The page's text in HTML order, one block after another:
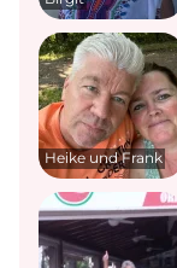
Heike und Frank